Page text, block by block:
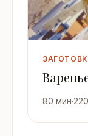
80 мин·